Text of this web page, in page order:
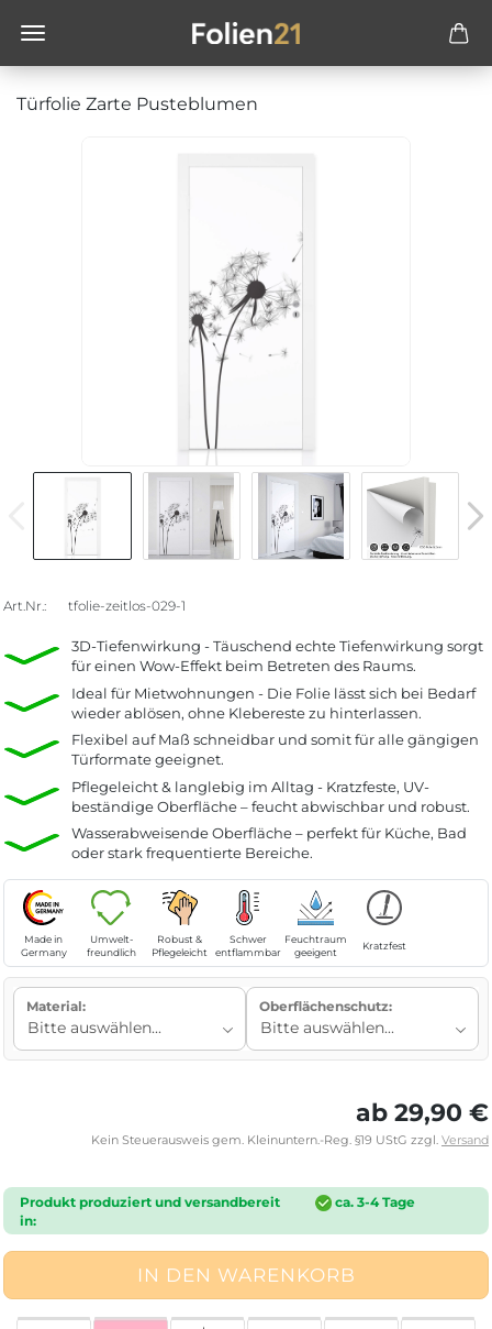
Türfolie Zarte Pusteblumen
Art.Nr.: tfolie-zeitlos-029-1
3D-Tiefenwirkung - Täuschend echte Tiefenwirkung sorgt
für einen Wow-Effekt beim Betreten des Raums.
Ideal für Mietwohnungen - Die Folie lässt sich bei Bedarf
wieder ablösen, ohne Klebereste zu hinterlassen.
Flexibel auf Maß schneidbar und somit für alle gängigen
Türformate geeignet.
Pflegeleicht & langlebig im Alltag - Kratzfeste, UV-
beständige Oberfläche – feucht abwischbar und robust.
Wasserabweisende Oberfläche – perfekt für Küche, Bad
oder stark frequentierte Bereiche.
Made in
Germany
Umwelt-
freundlich
Robust &
Pflegeleicht
Schwer
entflammbar
Feuchtraum
geeigent
Kratzfest
Material: Oberflächenschutz:
ab 29,90 €
Kein Steuerausweis gem. Kleinuntern.-Reg. §19 UStG zzgl. Versand
Produkt produziert und versandbereit
in:
ca. 3-4 Tage